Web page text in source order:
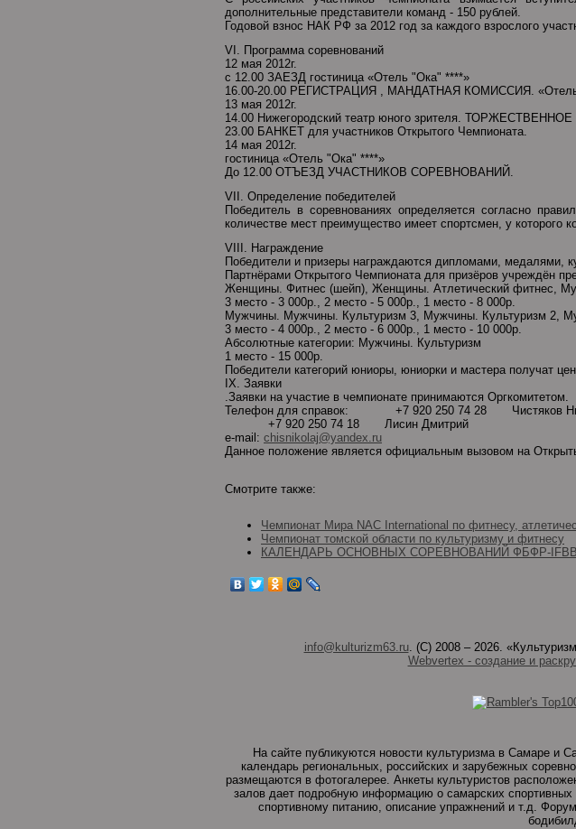
дополнительные представители команд - 150 рублей.
Годовой взнос НАК РФ за 2012 год за каждого взрослого
VI. Программа соревнований
12 мая 2012г.
с 12.00 ЗАЕЗД гостиница «Отель "Ока" ****»
16.00-20.00 РЕГИСТРАЦИЯ , МАНДАТНАЯ КОМИССИЯ.
13 мая 2012г.
14.00 Нижегородский театр юного зрителя.
23.00 БАНКЕТ для участников Открытого Чемпионата.
14 мая 2012г.
гостиница «Отель "Ока" ****»
До 12.00 ОТЪЕЗД УЧАСТНИКОВ СОРЕВНОВАНИЙ.
VII. Определение победителей
Победитель в соревнованиях определяется согласно
количестве мест преимущество имеет спортсмен, у которого
VIII. Награждение
Победители и призеры награждаются дипломами, медалями,
Партнёрами Открытого Чемпионата для призёров учреждён
Женщины. Фитнес (шейп), Женщины. Атлетический фитнес,
3 место - 3 000р., 2 место - 5 000р., 1 место - 8 000р.
Мужчины. Мужчины. Культуризм 3, Мужчины. Культуризм 2,
3 место - 4 000р., 2 место - 6 000р., 1 место - 10 000р.
Абсолютные категории: Мужчины. Культуризм
1 место - 15 000р.
Победители категорий юниоры, юниорки и мастера получат
IX. Заявки
.Заявки на участие в чемпионате принимаются Оргкомитетом.
Телефон для справок: +7 920 250 74 28 Чистяков
+7 920 250 74 18 Лисин Дмитрий
e-mail: chisnikolaj@yandex.ru
Данное положение является официальным вызовом на
Смотрите также:
Чемпионат Мира NAC International по фитнесу,
Чемпионат томской области по культуризму и фитнесу
КАЛЕНДАРЬ ОСНОВНЫХ СОРЕВНОВАНИЙ ФБФР-IFBB
info@kulturizm63.ru. (C) 2008 – 2026.
Webvertex - создание и
На сайте публикуются новости культуризма в Самаре и
календарь региональных, российских и зарубежных
размещаются в фотогалерее. Анкеты культуристов
залов дает подробную информацию о самарских спортивных
спортивному питанию, описание упражнений и т.д.